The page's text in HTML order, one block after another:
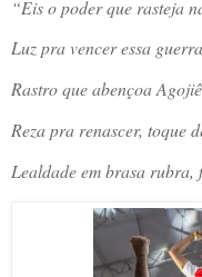
“Eis o poder que rasteja
Luz pra vencer essa
Rastro que abençoa Agojiê
Reza pra renascer, toque
Lealdade em brasa rubra,